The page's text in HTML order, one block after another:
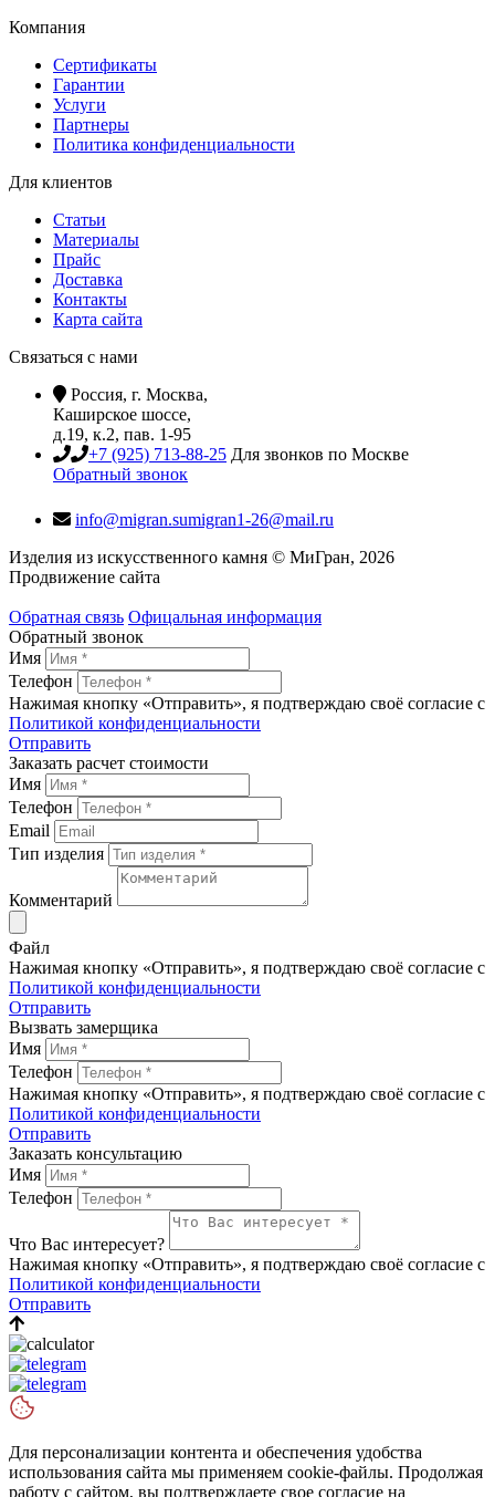
Компания
Сертификаты
Гарантии
Услуги
Партнеры
Политика конфиденциальности
Для клиентов
Статьи
Материалы
Прайс
Доставка
Контакты
Карта сайта
Связаться с нами
Россия, г. Москва,
Каширское шоссе,
д.19, к.2, пав. 1-95
+7 (925) 713-88-25 Для звонков по Москве
Обратный звонок
info@migran.sumigran1-26@mail.ru
Изделия из искусственного камня © МиГран, 2026
Продвижение сайта
Обратная связь Офицальная информация
Обратный звонок
Имя
Телефон
Нажимая кнопку «Отправить», я подтверждаю своё согласие с
Политикой конфиденциальности
Отправить
Заказать расчет стоимости
Имя
Телефон
Email
Тип изделия
Комментарий
Файл
Нажимая кнопку «Отправить», я подтверждаю своё согласие с
Политикой конфиденциальности
Отправить
Вызвать замерщика
Имя
Телефон
Нажимая кнопку «Отправить», я подтверждаю своё согласие с
Политикой конфиденциальности
Отправить
Заказать консультацию
Имя
Телефон
Что Вас интересует?
Нажимая кнопку «Отправить», я подтверждаю своё согласие с
Политикой конфиденциальности
Отправить
Для персонализации контента и обеспечения удобства
использования сайта мы применяем cookie-файлы. Продолжая
работу с сайтом, вы подтверждаете свое согласие на